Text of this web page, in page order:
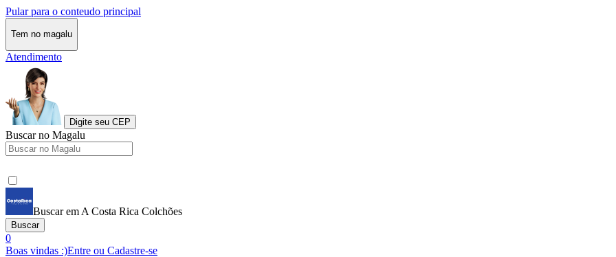
Pular para o conteudo principal
Tem no magalu
Atendimento
Digite seu CEP
Buscar no Magalu
Buscar em A Costa Rica Colchões
Buscar
0
Boas vindas :)Entre ou Cadastre-se